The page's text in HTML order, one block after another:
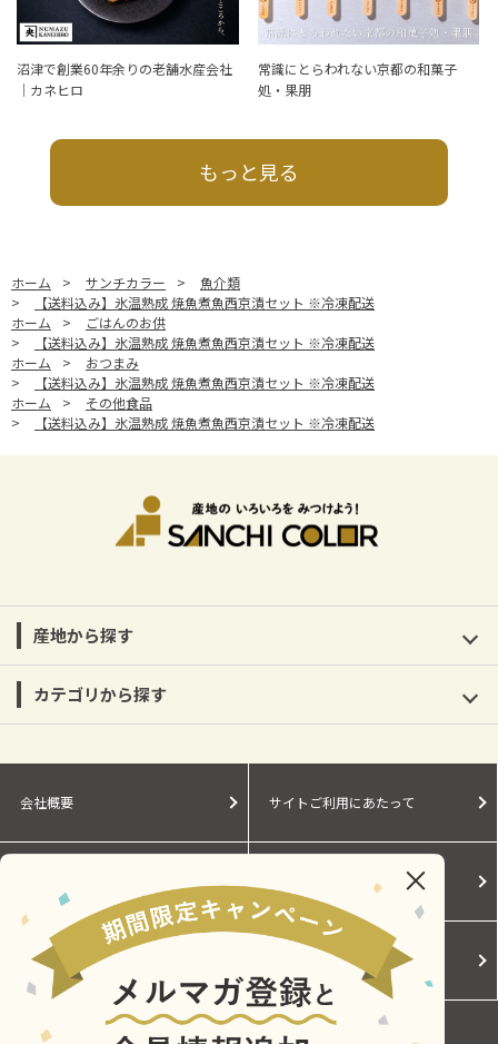
沼津で創業60年余りの老舗水産会社
｜カネヒロ
常識にとらわれない京都の和菓子
処・果朋
もっと見る
ホーム > サンチカラー >
魚介類
>
【送料込み】氷温熟成 焼魚煮魚西京漬セット ※冷凍配送
ホーム
>
ごはんのお供
>
【送料込み】氷温熟成 焼魚煮魚西京漬セット ※冷凍配送
ホーム
>
おつまみ
>
【送料込み】氷温熟成 焼魚煮魚西京漬セット ※冷凍配送
ホーム
>
その他食品
>
【送料込み】氷温熟成 焼魚煮魚西京漬セット ※冷凍配送
産地から探す
カテゴリから探す
会社概要 サイトご利用にあたって
Cookieポリシー ご利用規約
お問い合わせ